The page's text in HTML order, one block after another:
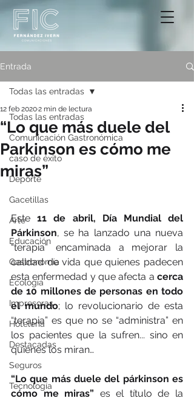
Entrada
Todas las entradas
Comunicación Gastronómica
caso de éxito
Deporte
Gacetillas
Arte
Educación
Gastronomía
Ecología
Impresoras
Hotelería
Destacadas
Seguros
Tecnología
Todas las entradas
“Lo que más duele del
Parkinson es cómo me
miras”
12 feb 20202 min de lectura
Este 11 de abril, Día Mundial del
Párkinson, se ha lanzado una nueva
“terapia” encaminada a mejorar la
calidad de vida que quienes padecen
esta enfermedad y que afecta a cerca
de 10 millones de personas en todo
el mundo; lo revolucionario de esta
“terapia” es que no se “administra” en
los pacientes que la sufren... sino en
quienes los miran…
“Lo que más duele del párkinson es
cómo me miras” es el título de la